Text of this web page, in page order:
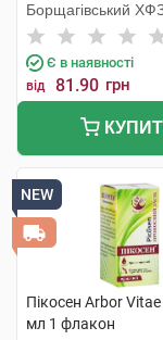
Борщагівський
Є в наявності
від 81.90 грн
NEW
Пікосен Arbor
мл 1 флакон